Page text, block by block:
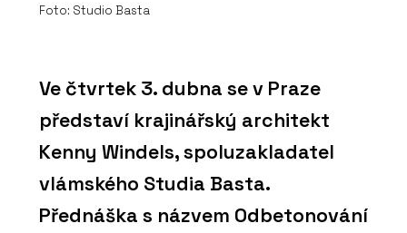
Foto: Studio Basta
Ve čtvrtek 3. dubna se v Praze
představí krajinářský architekt
Kenny Windels, spoluzakladatel
vlámského Studia Basta.
Přednáška s názvem Odbetonování